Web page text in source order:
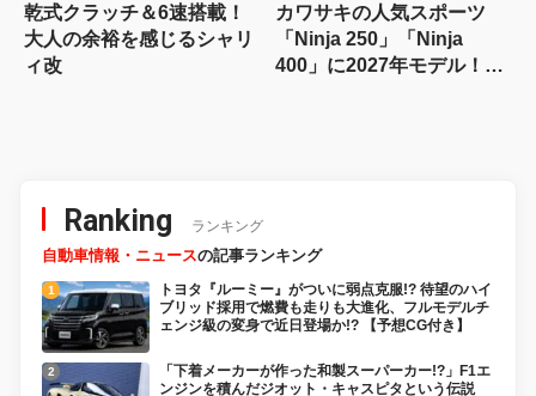
乾式クラッチ＆6速搭載！
大人の余裕を感じるシャリ
ィ改
カワサキの人気スポーツ
「Ninja 250」「Ninja
400」に2027年モデル！
Ranking ランキング
自動車情報・ニュースの記事ランキング
トヨタ『ルーミー』がついに弱点克服!? 待望のハイ
ブリッド採用で燃費も走りも大進化、フルモデルチ
ェンジ級の変身で近日登場か!? 【予想CG付き】
「下着メーカーが作った和製スーパーカー!?」F1エ
ンジンを積んだジオット・キャスピタという伝説